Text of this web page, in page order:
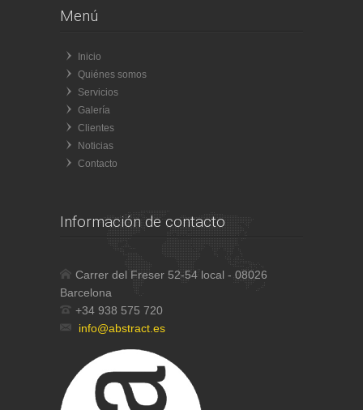
Menú
Inicio
Quiénes somos
Servicios
Galería
Clientes
Noticias
Contacto
Información de contacto
Carrer del Freser 52-54 local - 08026
Barcelona
+34 938 575 720
info@abstract.es